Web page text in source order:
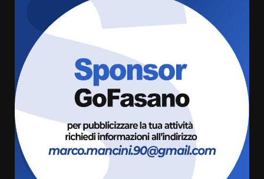
pronta a tornare in Consiglio
comunale
6 Agosto 2026 08:00
Cura dei beni comuni e
cittadinanza attiva: online
l’avviso per la gestione
condivisa della Villetta di
Laureto
La magia del Minareto e la prima
assoluta de “L’Albergo
Belvedere. Il rapimento”
6 Agosto 2026 06:15